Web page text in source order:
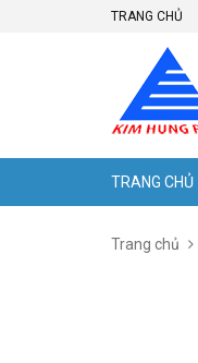
TRANG CHỦ
TRANG CHỦ
Trang chủ